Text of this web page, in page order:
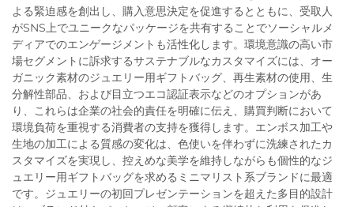
よる緊迫感を創出し、購入意思決定を促進するとともに、受取人
がSNS上でユニークなパッケージを共有することでソーシャルメ
ディアでのエンゲージメントも活性化します。環境意識の高い市
場セグメントに訴求するサステナブルなカスタマイズには、オー
ガニック素材のジュエリー用ギフトバッグ、再生素材の使用、生
分解性部品、および目立つエコ認証表示などのオプションがあ
り、これらは企業の社会的責任を明確に伝え、購買判断において
環境負荷を重視する消費者の支持を獲得します。エンボス加工や
生地の加工による質感の変化は、色使いを伴わずに洗練されたカ
スタマイズを実現し、控えめな美学を維持しながらも個性的なジ
ュエリー用ギフトバッグを求めるミニマリスト系ブランドに最適
です。ジュエリーの初回プレゼンテーションを超えた多目的設計